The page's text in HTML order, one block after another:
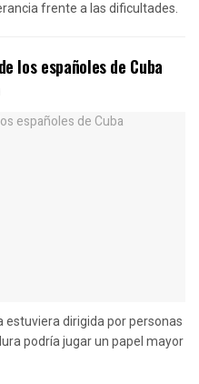
frente a las dificultades.
los españoles de Cuba
estuviera dirigida por personas
podría jugar un papel mayor